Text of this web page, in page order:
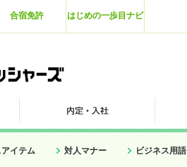
合宿免許 はじめの一歩目ナビ
イテム 対人マナー ビジネス用語